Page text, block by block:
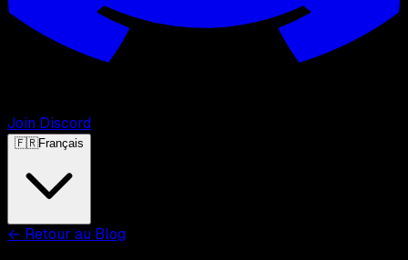
Join Discord
🇫🇷Français
← Retour au Blog